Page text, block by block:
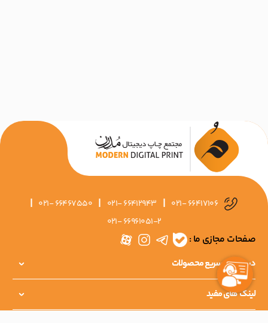
021- 66417106
|
021- 66412943
|
021- 66467550
|
021- 66961051-2
صفحات مجازی ما :
دسترسی سریع محصولات
لینک های مفید